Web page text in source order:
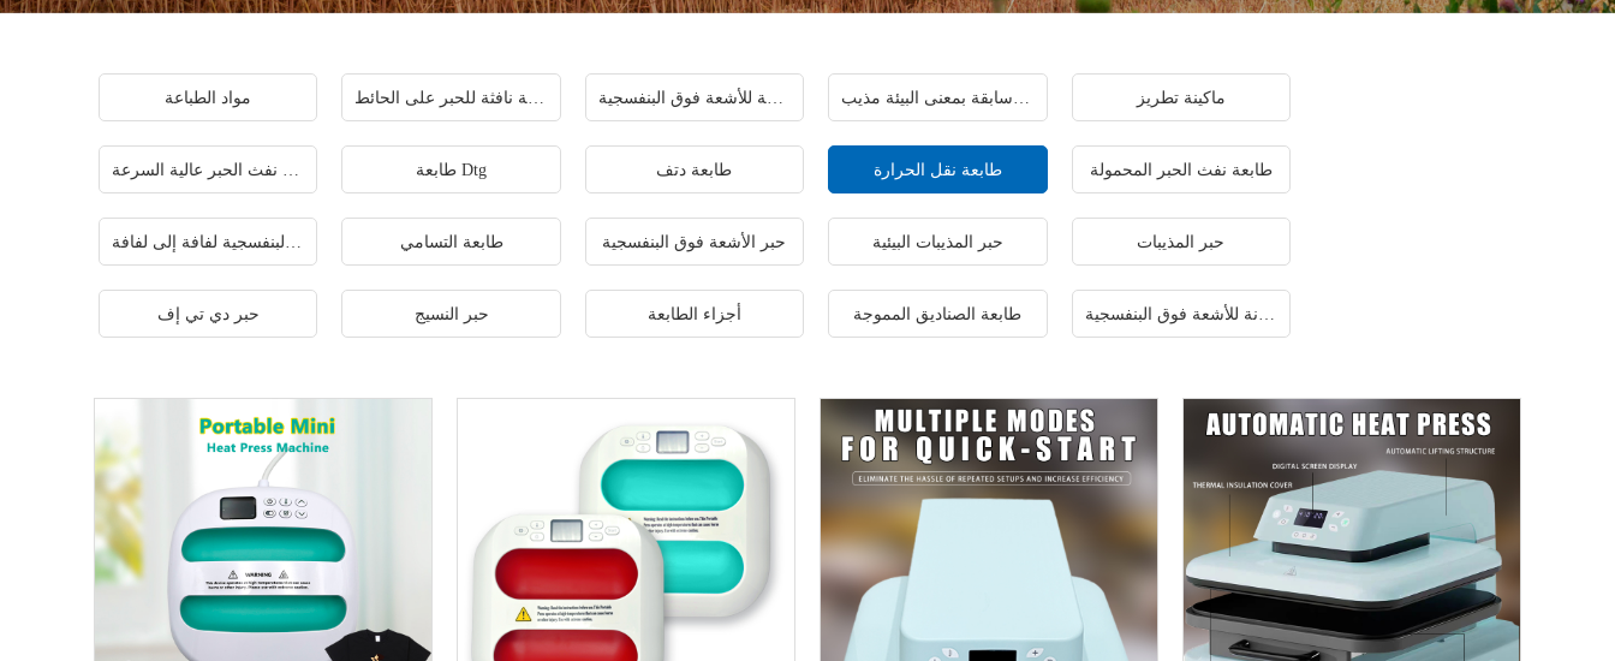
مواد الطباعة طابعة نافثة للحبر على الحائط طابعة مسطحة للأشعة فوق البنفسجية طابعة سابقة بمعنى البيئة مذيب ماكينة تطريز
طابعة نفث الحبر عالية السرعة طابعة Dtg طابعة دتف طابعة نقل الحرارة طابعة نفث الحبر المحمولة
طابعة الأشعة فوق البنفسجية لفافة إلى لفافة طابعة التسامي حبر الأشعة فوق البنفسجية حبر المذيبات البيئية حبر المذيبات
حبر دي تي إف حبر النسيج أجزاء الطابعة طابعة الصناديق المموجة طابعة اسطوانة للأشعة فوق البنفسجية